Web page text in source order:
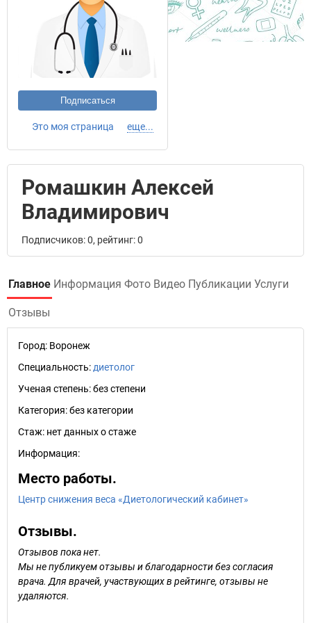
Подписаться
Это моя страница еще...
Ромашкин Алексей
Владимирович
Подписчиков: 0, рейтинг: 0
Главное Информация Фото Видео Публикации Услуги
Отзывы
Город: Воронеж
Специальность: диетолог
Ученая степень:без степени
Категория:без категории
Стаж: нет данных о стаже
Информация:
Место работы.
Центр снижения веса «Диетологический кабинет»
Отзывы.
Отзывов пока нет.
Мы не публикуем отзывы и благодарности без согласия
врача. Для врачей, участвующих в рейтинге, отзывы не
удаляются.